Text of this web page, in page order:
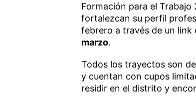
Formación para el
fortalezcan su perfil
febrero a través de un link
marzo.
Todos los trayectos son
y cuentan con cupos
residir en el distrito y